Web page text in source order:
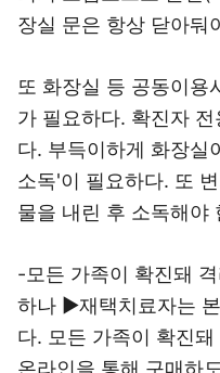
장실 문은 항상 닫아둬
또 화장실 등 공동이용
가 필요하다. 확진자
다. 부득이하게 화장실
소독'이 필요하다. 또
물을 내린 후 소독해야
-모든 가족이 확진돼
하나 ▶재택치료자는
다. 모든 가족이 확진
온라인을 통해 구매하